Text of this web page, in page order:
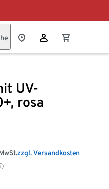
UV-
rosa
zzgl. Versandkosten